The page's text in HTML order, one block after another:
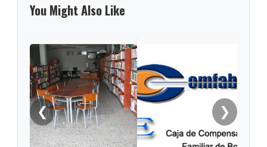
You Might Also Like
❮ ❯